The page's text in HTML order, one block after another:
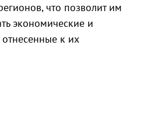
что позволит им
экономические и
к их